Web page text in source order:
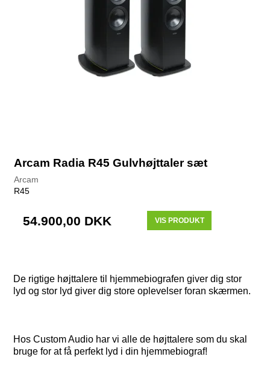
Arcam Radia R45 Gulvhøjttaler sæt
Arcam
R45
54.900,00 DKK VIS PRODUKT
De rigtige højttalere til hjemmebiografen giver dig stor
lyd og stor lyd giver dig store oplevelser foran skærmen.
Hos Custom Audio har vi alle de højttalere som du skal
bruge for at få perfekt lyd i din hjemmebiograf!